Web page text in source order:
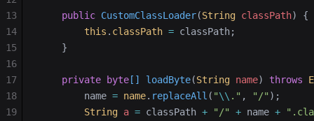
    public
CustomClassLoader(String classPath)
{
        this
. classPath = classPath;
    }
    private
byte [] loadByte(String name) throws
        name
= name. replaceAll ( "\\ ." , "/" );
        String
a = classPath + "/" + name +
13
14
15
16
17
18
19